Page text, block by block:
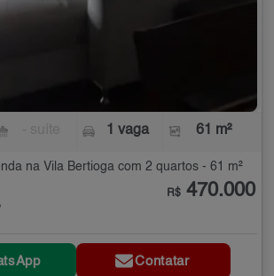
1 vaga 61 m²
na Vila Bertioga com 2 quartos - 61 m²
R$ 470.000
Contatar